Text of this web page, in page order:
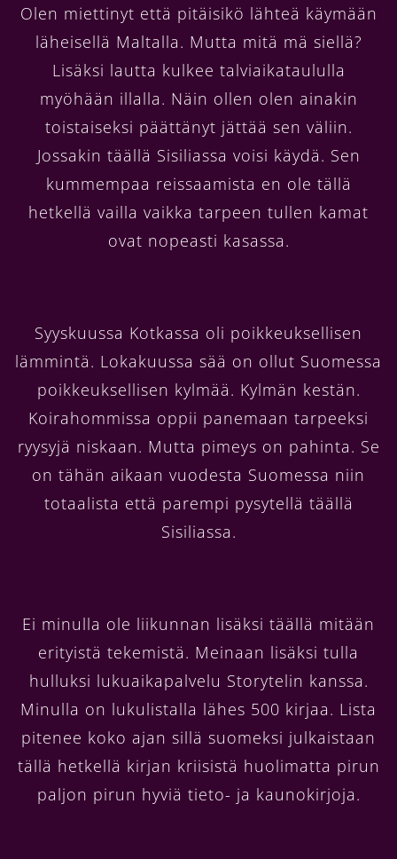
Olen miettinyt että pitäisikö lähteä käymään
läheisellä Maltalla. Mutta mitä mä siellä?
Lisäksi lautta kulkee talviaikataululla
myöhään illalla. Näin ollen olen ainakin
toistaiseksi päättänyt jättää sen väliin.
Jossakin täällä Sisiliassa voisi käydä. Sen
kummempaa reissaamista en ole tällä
hetkellä vailla vaikka tarpeen tullen kamat
ovat nopeasti kasassa.
Syyskuussa Kotkassa oli poikkeuksellisen
lämmintä. Lokakuussa sää on ollut Suomessa
poikkeuksellisen kylmää. Kylmän kestän.
Koirahommissa oppii panemaan tarpeeksi
ryysyjä niskaan. Mutta pimeys on pahinta. Se
on tähän aikaan vuodesta Suomessa niin
totaalista että parempi pysytellä täällä
Sisiliassa.
Ei minulla ole liikunnan lisäksi täällä mitään
erityistä tekemistä. Meinaan lisäksi tulla
hulluksi lukuaikapalvelu Storytelin kanssa.
Minulla on lukulistalla lähes 500 kirjaa. Lista
pitenee koko ajan sillä suomeksi julkaistaan
tällä hetkellä kirjan kriisistä huolimatta pirun
paljon pirun hyviä tieto- ja kaunokirjoja.